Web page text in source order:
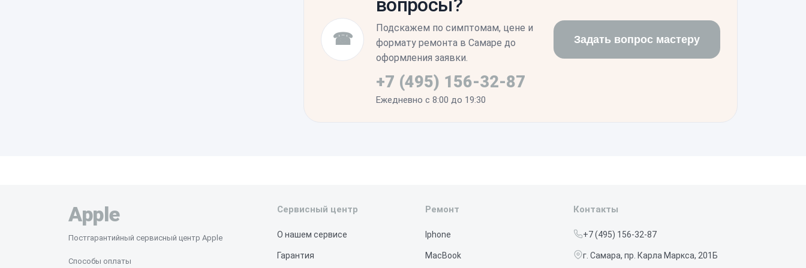
восстановления проводить не требуется.
☎
Подскажем по симптомам, цене и
формату ремонта в Самаре до
оформления заявки.
+7 (495) 156-32-87
Ежедневно с 8:00 до 19:30
Задать вопрос мастеру
Apple
Постгарантийный сервисный центр Apple
Способы оплаты
Сервисный центр
О нашем сервисе
Гарантия
Ремонт
Iphone
MacBook
Контакты
+7 (495) 156-32-87
г. Самара, пр. Карла Маркса, 201Б